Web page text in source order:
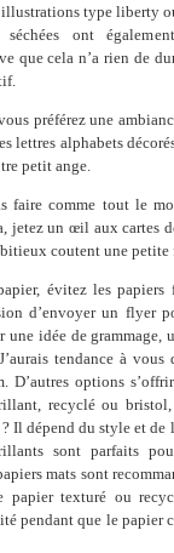
illustrations type liberty
séchées ont
que cela n’a rien de
préférez une
lettres alphabets
petit ange.
faire comme tout le
jetez un œil aux cartes
coutent une petite
évitez les papiers
d’envoyer un flyer
une idée de grammage,
tendance à
D’autres options
recyclé ou
Il dépend du style et de
sont parfaits
mats sont
papier texturé ou
pendant que le papier